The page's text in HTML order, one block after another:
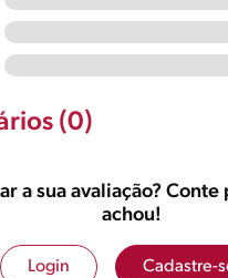
(0)
a sua avaliação? Conte
achou!
Login Cadastre-